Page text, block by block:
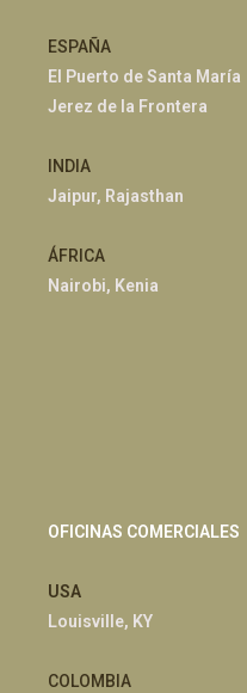
ESPAÑA
El Puerto de Santa María
Jerez de la Frontera
INDIA
Jaipur, Rajasthan
ÁFRICA
Nairobi, Kenia
OFICINAS COMERCIALES
USA
Louisville, KY
COLOMBIA